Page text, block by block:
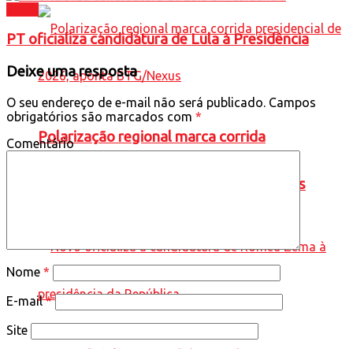
Polarização regional marca corrida
presidencial de 2026, aponta BTG/Nexus
PT oficializa candidatura de Lula à Presidência
Deixe uma resposta
O seu endereço de e-mail não será publicado. Campos
obrigatórios são marcados com *
Comentário
Nome *
E-mail*
Site